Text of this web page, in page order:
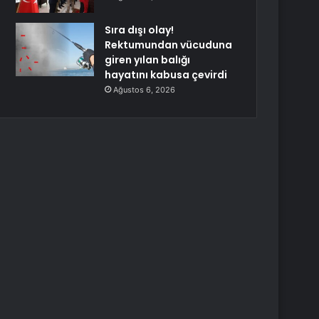
Sıra dışı olay!
Rektumundan vücuduna
giren yılan balığı
hayatını kabusa çevirdi
Ağustos 6, 2026